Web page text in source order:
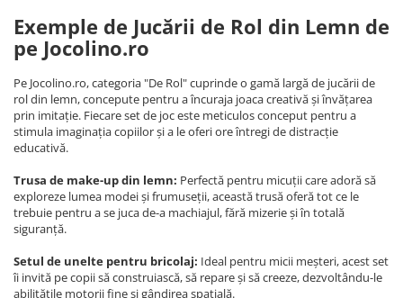
Exemple de Jucării de Rol din Lemn de
pe Jocolino.ro
Pe Jocolino.ro, categoria "De Rol" cuprinde o gamă largă de jucării de
rol din lemn, concepute pentru a încuraja joaca creativă și învățarea
prin imitație. Fiecare set de joc este meticulos conceput pentru a
stimula imaginația copiilor și a le oferi ore întregi de distracție
educativă.
Trusa de make-up din lemn: Perfectă pentru micuții care adoră să
exploreze lumea modei și frumuseții, această trusă oferă tot ce le
trebuie pentru a se juca de-a machiajul, fără mizerie și în totală
siguranță.
Setul de unelte pentru bricolaj: Ideal pentru micii meșteri, acest set
îi invită pe copii să construiască, să repare și să creeze, dezvoltându-le
abilitățile motorii fine și gândirea spațială.